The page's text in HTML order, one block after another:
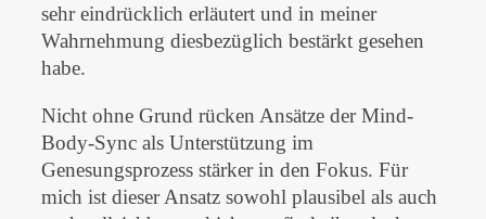
sehr eindrücklich erläutert und in meiner
Wahrnehmung diesbezüglich bestärkt gesehen
habe.
Nicht ohne Grund rücken Ansätze der Mind-
Body-Sync als Unterstützung im
Genesungsprozess stärker in den Fokus. Für
mich ist dieser Ansatz sowohl plausibel als auch